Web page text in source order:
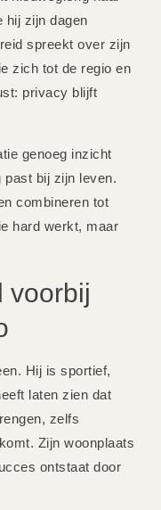
hij zijn dagen
spreekt over zijn
zich tot de regio en
privacy blijft
genoeg inzicht
past bij zijn leven.
combineren tot
hard werkt, maar
voorbij
Hij is sportief,
laten zien dat
zelfs
Zijn woonplaats
ontstaat door